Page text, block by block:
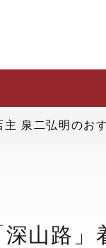
泉二弘明のお
山路」